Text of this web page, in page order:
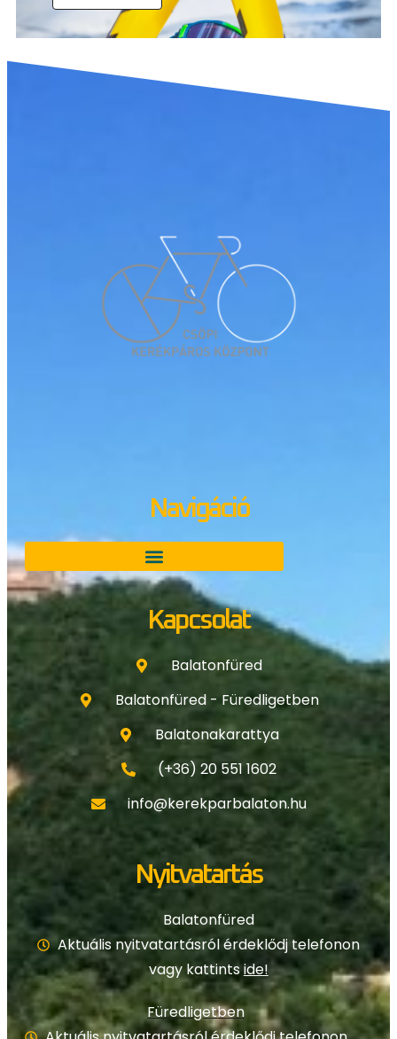
Navigáció
Kapcsolat
Balatonfüred
Balatonfüred - Füredligetben
Balatonakarattya
(+36) 20 551 1602
info@kerekparbalaton.hu
Nyitvatartás
Balatonfüred
Aktuális nyitvatartásról érdeklődj telefonon
vagy kattintside!
Füredligetben